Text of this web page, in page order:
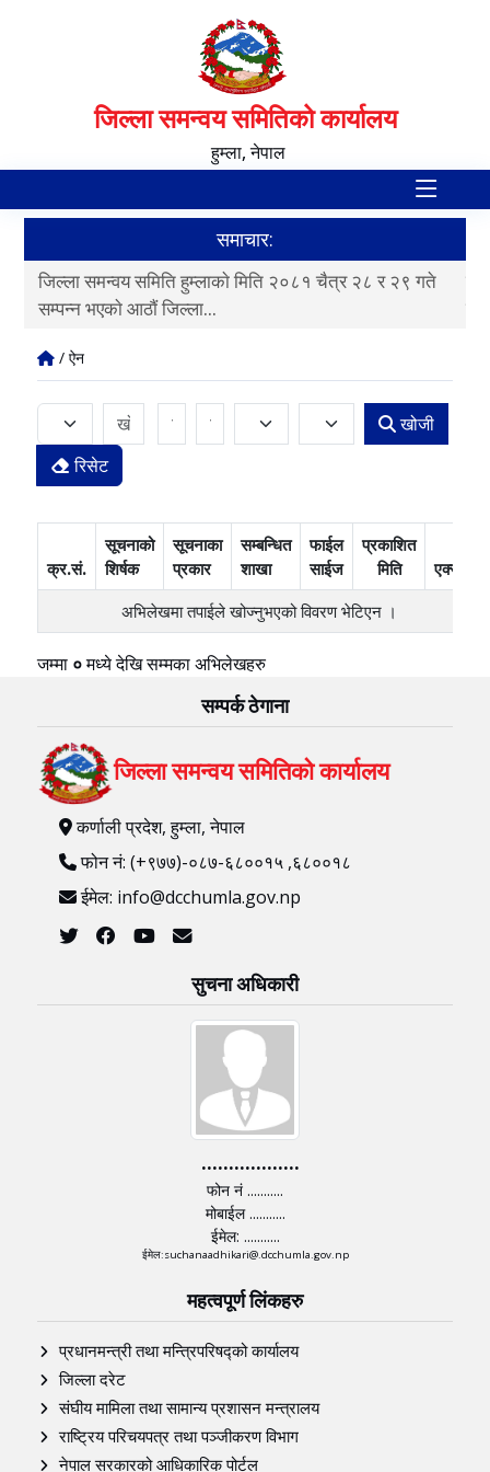
जिल्ला समन्वय समितिको कार्यालय
हुम्ला, नेपाल
समाचार:
जिल्ला समन्वय समिति हुम्लाकाे मिति २०८१ चैत्र २८ र २९ गते
सम्पन्न भएकाे आठाैं जिल्ला...
/ ऐन
खोजी
रिसेट
क्र.सं.
सूचनाको
शिर्षक
सूचनाका
प्रकार
सम्बन्धित
शाखा
फाईल
साईज
प्रकाशित
मिति
एक्सन
अभिलेखमा तपाईले खोज्‍नुभएको विवरण भेटिएन ।
जम्मा ०मध्येदेखिसम्मका अभिलेखहरु
सम्पर्क ठेगाना
जिल्ला समन्वय समितिको कार्यालय
कर्णाली प्रदेश, हुम्ला, नेपाल
फोन नं: (+९७७)-०८७-६८००१५ ,६८००१८
ईमेल: info@dcchumla.gov.np
सुचना अधिकारी
..................
फोन नं ...........
मोबाईल ...........
ईमेल: ...........
ईमेल:suchanaadhikari@.dcchumla.gov.np
महत्वपूर्ण लिंकहरु
प्रधानमन्त्री तथा मन्त्रिपरिषद्को कार्यालय
जिल्ला दरेट
संघीय मामिला तथा सामान्य प्रशासन मन्त्रालय
राष्ट्रिय परिचयपत्र तथा पञ्‍जीकरण विभाग
नेपाल सरकारको आधिकारिक पोर्टल